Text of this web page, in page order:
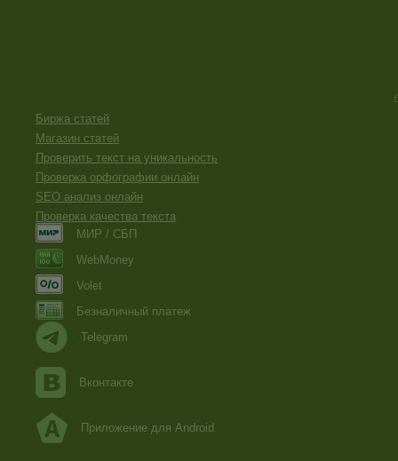
Биржа статей
Магазин статей
Проверить текст на уникальность
Проверка орфографии онлайн
SEO анализ онлайн
Проверка качества текста
МИР / СБП
WebMoney
Volet
Безналичный платеж
Telegram
Вконтакте
Приложение для Android